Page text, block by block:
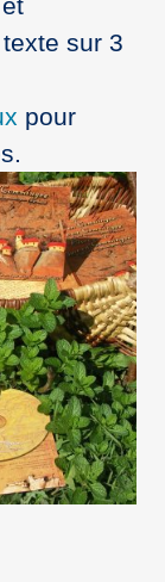
sur 3
pour